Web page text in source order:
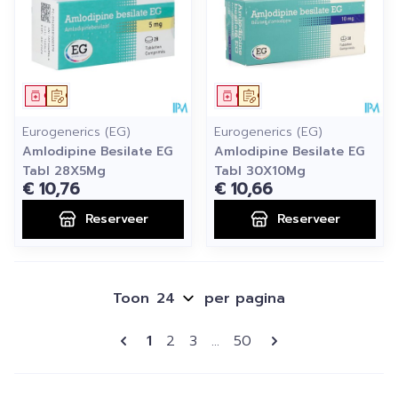
Op voorschrift
Geneesmiddel
Eurogenerics (EG)
Amlodipine Besilate EG
Tabl 28X5Mg
€ 10,76
Reserveer
Op voorschrift
Geneesmiddel
Eurogenerics (EG)
Amlodipine Besilate EG
Tabl 30X10Mg
€ 10,66
Reserveer
Pagina's
U lees momenteel pagina
1 Pagina
2 Pagina
3 ... Pagina
50
Toon per pagina